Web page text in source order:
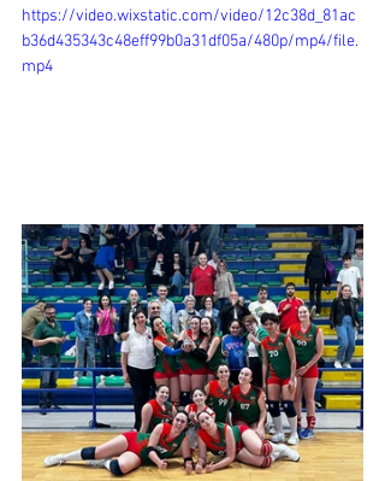
https://video.wixstatic.com/video/12c38d_81ac
b36d435343c48eff99b0a31df05a/480p/mp4/file.
mp4